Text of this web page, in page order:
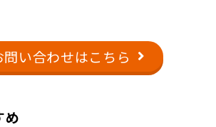
問い合わせはこちら
め